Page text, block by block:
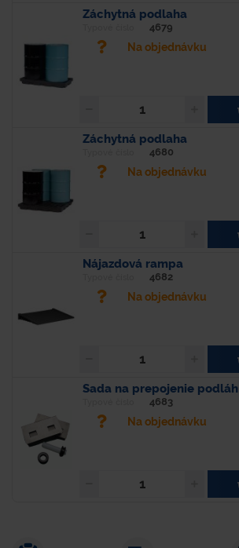
Záchytná podlaha
4679
Na objednávku
Záchytná podlaha
4680
Na objednávku
Nájazdová rampa
4682
Na objednávku
Sada na prepojenie podláh
4683
Na objednávku